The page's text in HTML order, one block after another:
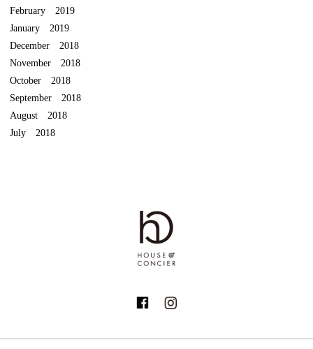
February 2019
January 2019
December 2018
November 2018
October 2018
September 2018
August 2018
July 2018